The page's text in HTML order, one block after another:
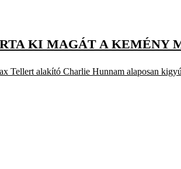
KI MAGÁT A KEMÉNY
Tellert alakító Charlie Hunnam alaposan